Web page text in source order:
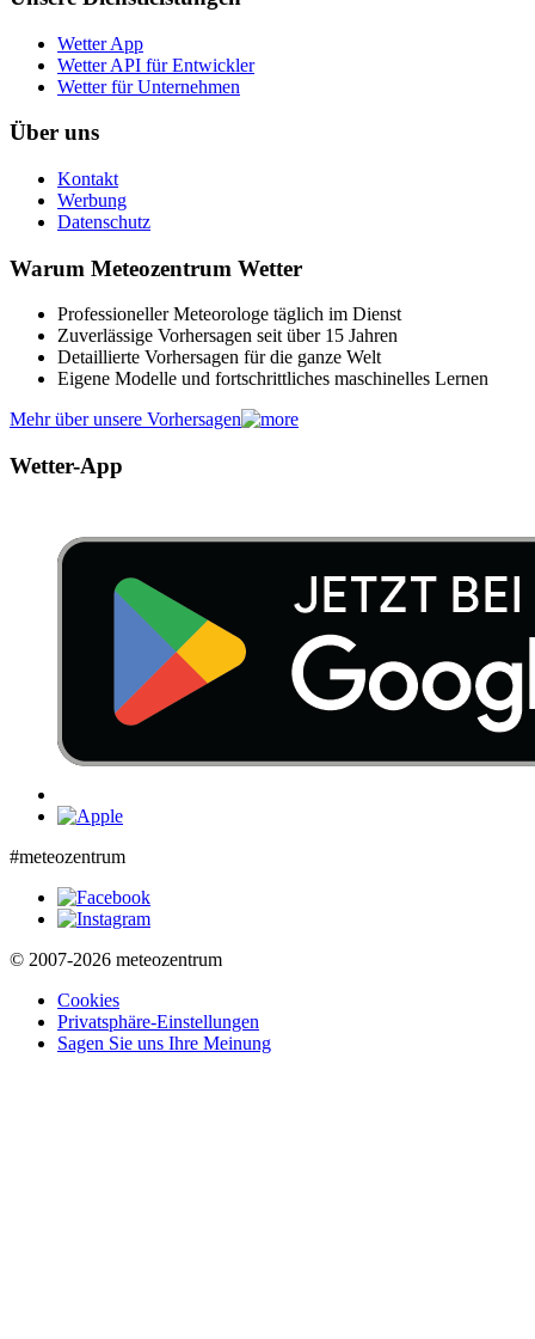
Wetter App
Wetter API für Entwickler
Wetter für Unternehmen
Über uns
Kontakt
Werbung
Datenschutz
Warum Meteozentrum Wetter
Professioneller Meteorologe täglich im Dienst
Zuverlässige Vorhersagen seit über 15 Jahren
Detaillierte Vorhersagen für die ganze Welt
Eigene Modelle und fortschrittliches maschinelles Lernen
Mehr über unsere Vorhersagen
Wetter-App
#meteozentrum
© 2007-2026 meteozentrum
Cookies
Privatsphäre-Einstellungen
Sagen Sie uns Ihre Meinung